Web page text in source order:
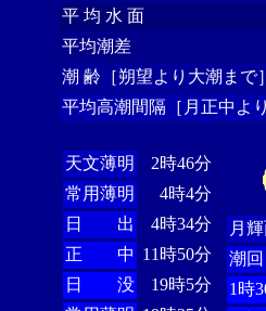
平 均 水 面
平均潮差
潮 齢［朔望より大潮まで］
平均高潮間隔［月正中よ
天文薄明
2時46分
常用薄明
4時4分
日 出
4時34分
正 中 11時50分
日 没
19時5分
月
潮回
1時